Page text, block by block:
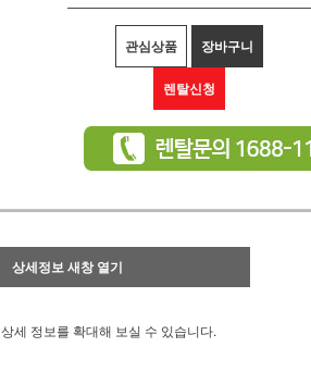
관심상품 장바구니
렌탈신청
상세정보 새창 열기
상세 정보를 확대해 보실 수 있습니다.